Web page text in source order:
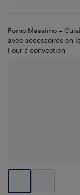
Forno Massimo –
avec accessoires en
Four à convection